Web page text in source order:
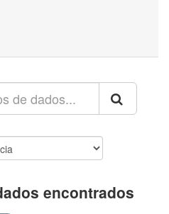
encontrados